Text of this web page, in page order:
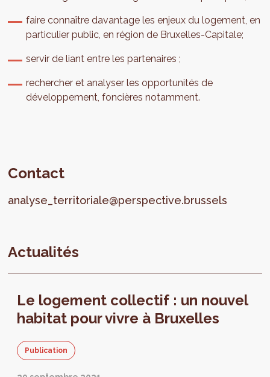
faire connaître davantage les enjeux du logement, en
particulier public, en région de Bruxelles-Capitale;
servir de liant entre les partenaires ;
rechercher et analyser les opportunités de
développement, foncières notamment.
Contact
analyse_territoriale@perspective.brussels
Actualités
Le logement collectif : un nouvel
habitat pour vivre à Bruxelles
Publication